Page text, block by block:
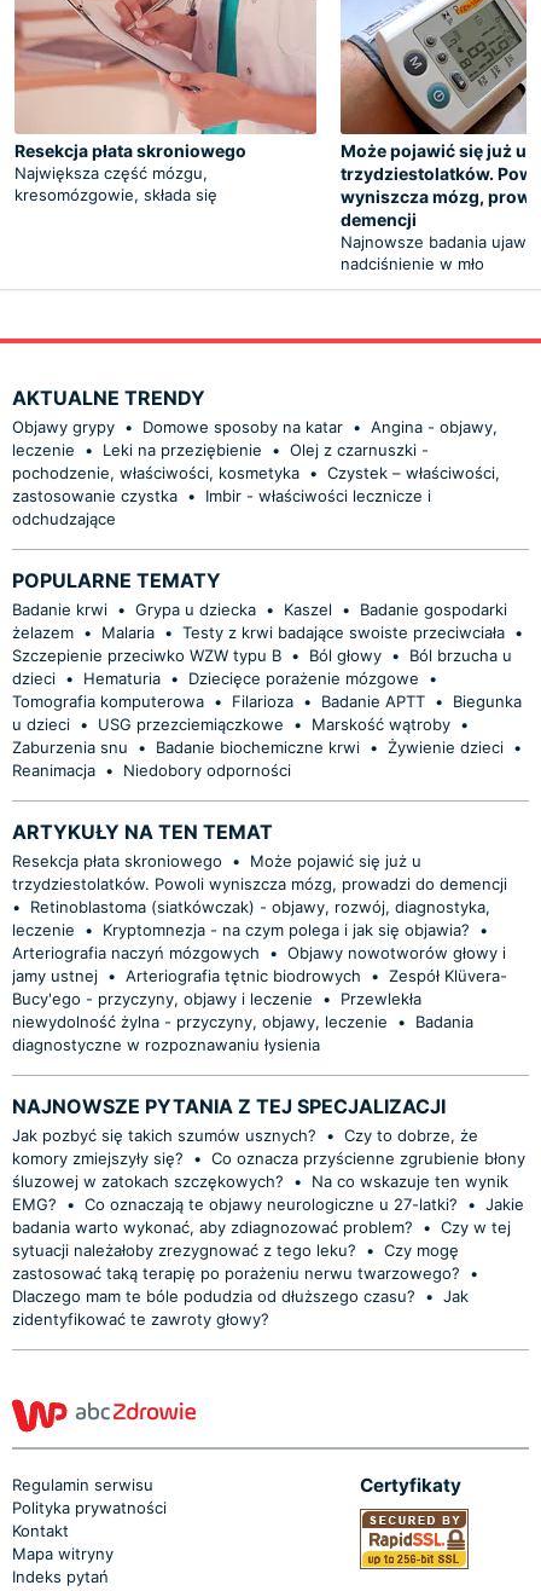
Resekcja płata skroniowego
Największa część mózgu,
kresomózgowie, składa się
Może pojawić się już u
trzydziestolatków.
wyniszcza mózg,
demencji
Najnowsze badania
nadciśnienie w mło
AKTUALNE TRENDY
Objawy grypy • Domowe sposoby na katar • Angina - objawy,
leczenie
• Leki na przeziębienie • Olej z czarnuszki -
pochodzenie, właściwości, kosmetyka • Czystek – właściwości,
zastosowanie czystka •
Imbir - właściwości lecznicze i
odchudzające
POPULARNE TEMATY
Badanie krwi • Grypa u dziecka • Kaszel •
Badanie gospodarki
żelazem • Malaria • Testy z krwi badające swoiste przeciwciała •
Szczepienie przeciwko WZW typu B • Ból głowy •
Ból brzucha u
dzieci • Hematuria • Dziecięce porażenie mózgowe
•
Tomografia komputerowa • Filarioza • Badanie APTT •
Biegunka
u dzieci • USG przezciemiączkowe • Marskość wątroby •
Zaburzenia snu
• Badanie biochemiczne krwi • Żywienie dzieci •
Reanimacja • Niedobory odporności
ARTYKUŁY NA TEN TEMAT
Resekcja płata skroniowego •
Może pojawić się już u
trzydziestolatków. Powoli wyniszcza mózg, prowadzi do demencji
•
Retinoblastoma (siatkówczak) - objawy, rozwój, diagnostyka,
leczenie
• Kryptomnezja - na czym polega i jak się objawia?
•
Arteriografia naczyń mózgowych
• Objawy nowotworów głowy i
jamy ustnej • Arteriografia tętnic biodrowych • Zespół Klüvera-
Bucy'ego - przyczyny, objawy i leczenie
•
Przewlekła
niewydolność żylna - przyczyny, objawy, leczenie
•
Badania
diagnostyczne w rozpoznawaniu łysienia
NAJNOWSZE PYTANIA Z TEJ SPECJALIZACJI
Jak pozbyć się takich szumów usznych? • Czy to dobrze, że
komory zmiejszyły się?
• Co oznacza przyścienne zgrubienie błony
śluzowej w zatokach szczękowych?
•
Na co wskazuje ten wynik
EMG?
• Co oznaczają te objawy neurologiczne u 27-latki? • Jakie
badania warto wykonać, aby zdiagnozować problem?
• Czy w tej
sytuacji należałoby zrezygnować z tego leku?
• Czy mogę
zastosować taką terapię po porażeniu nerwu twarzowego?
•
Dlaczego mam te bóle podudzia od dłuższego czasu?
• Jak
zidentyfikować te zawroty głowy?
Regulamin serwisu
Polityka prywatności
Kontakt
Mapa witryny
Indeks pytań
Certyfikaty